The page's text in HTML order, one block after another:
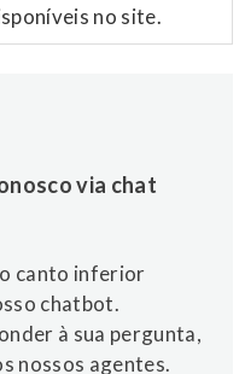
no site.
via chat
canto inferior
chatbot.
à sua pergunta,
nossos agentes.